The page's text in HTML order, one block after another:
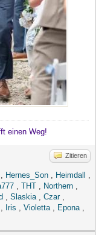
einen Weg!
Zitieren
Hernes_Son , Heimdall
,
, THT , Northern ,
, Slaskia, Czar,
, Iris , Violetta, Epona,